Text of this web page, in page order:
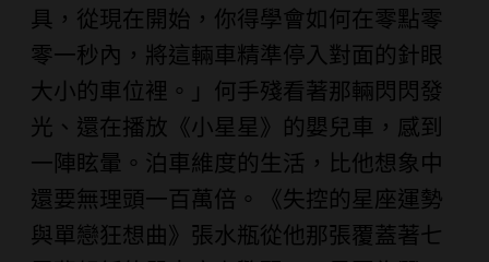
具，從現在開始，你得學會如何在零點零
零一秒內，將這輛車精準停入對面的針眼
大小的車位裡。」何手殘看著那輛閃閃發
光、還在播放《小星星》的嬰兒車，感到
一陣眩暈。泊車維度的生活，比他想象中
還要無理頭一百萬倍。《失控的星座運勢
與單戀狂想曲》張水瓶從他那張覆蓋著七